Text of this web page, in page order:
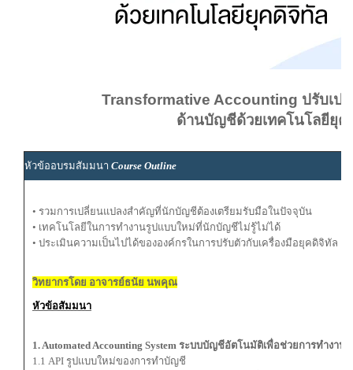
Transformative Accounting ปรับเป
ด้านบัญชีด้วยเทคโนโลยียุค
หัวข้ออบรมสัมมนา Course Outline
• รวมการเปลี่ยนแปลงสำคัญที่นักบัญชีต้องเตรียมรับมือในปัจจุบัน
• เทคโนโลยีในการทำงานรูปแบบใหม่ที่นักบัญชีไม่รู้ไม่ได้
• ประเมินความเป็นไปได้ขององค์กรในการปรับตัวกับเครื่องมือยุคดิจิทัล
วิทยากรโดย อาจารย์ธนัย นพคุณ
หัวข้อสัมมนา
1. Automated Accounting System ระบบบัญชีอัตโนมัติเพื่อช่วยการทำงา
1.1 API รูปแบบใหม่ของการทำบัญชี